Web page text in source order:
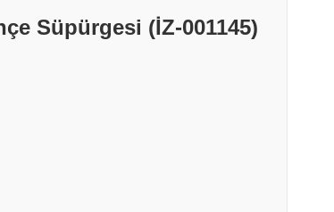
Süpürgesi (İZ-001145)